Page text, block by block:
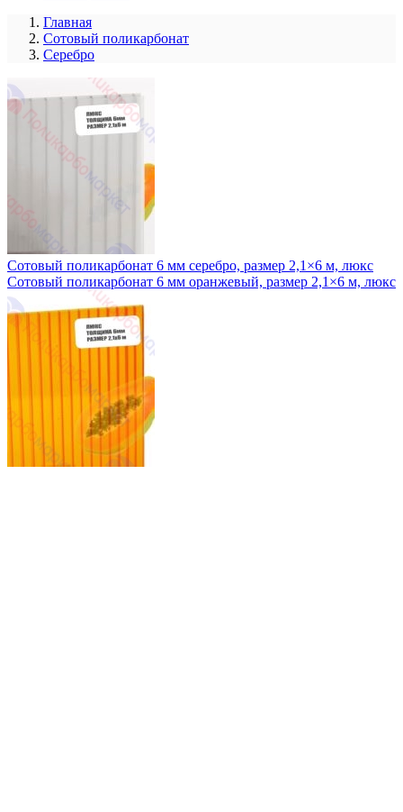
Главная
Сотовый поликарбонат
Серебро
Сотовый поликарбонат 6 мм серебро, размер 2,1×6 м, люкс
Сотовый поликарбонат 6 мм оранжевый, размер 2,1×6 м, люкс